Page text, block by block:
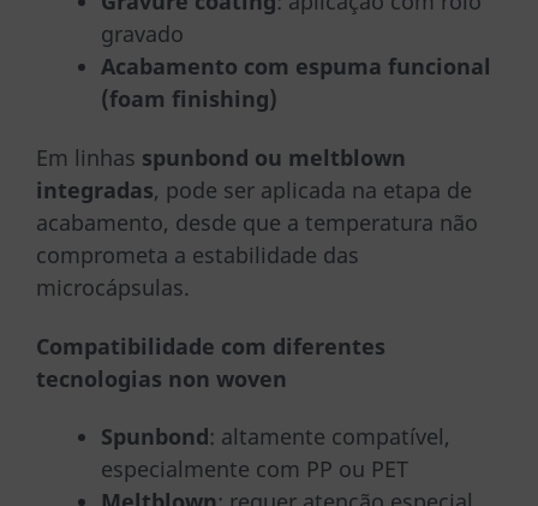
gravado
Acabamento com espuma funcional
(foam finishing)
Em linhas spunbond ou meltblown
integradas, pode ser aplicada na etapa de
acabamento, desde que a temperatura não
comprometa a estabilidade das
microcápsulas.
Compatibilidade com diferentes
tecnologias non woven
Spunbond: altamente compatível,
especialmente com PP ou PET